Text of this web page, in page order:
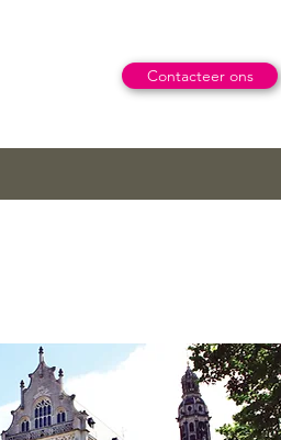
Contacteer ons